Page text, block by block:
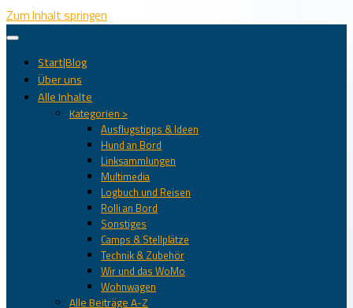
Zum Inhalt springen
Start|Blog
Über uns
Alle Inhalte
Kategorien >
Ausflugstipps & Ideen
Hund an Bord
Linksammlungen
Multimedia
Logbuch und Reisen
Rolli an Bord
Sonstiges
Camps & Stellplätze
Technik & Zubehör
Wir und das WoMo
Wohnwagen
Alle Beiträge A-Z